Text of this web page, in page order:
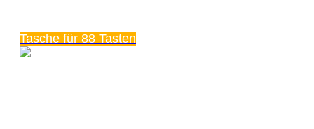
Tasche für 88 Tasten